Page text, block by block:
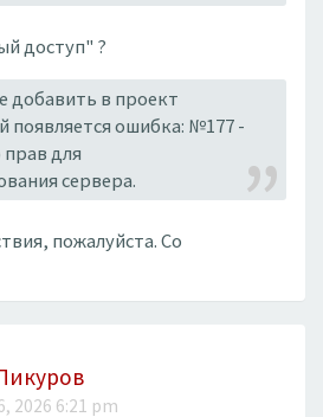
доступ" ?
добавить в проект
появляется ошибка: №177 -
для
сервера.
пожалуйста. Со
2026 6:21 pm